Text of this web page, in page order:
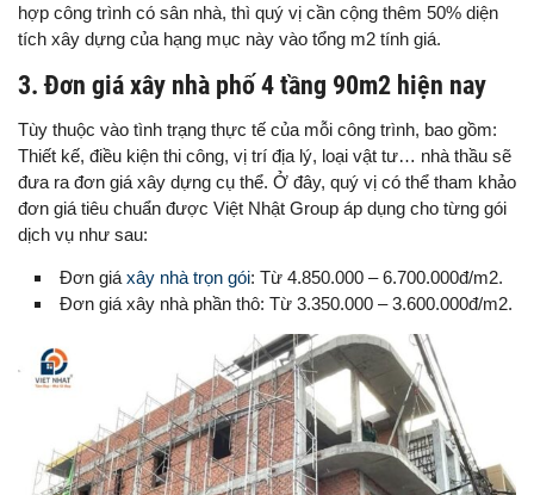
hợp công trình có sân nhà, thì quý vị cần cộng thêm 50% diện
tích xây dựng của hạng mục này vào tổng m2 tính giá.
3. Đơn giá xây nhà phố 4 tầng 90m2 hiện nay
Tùy thuộc vào tình trạng thực tế của mỗi công trình, bao gồm:
Thiết kế, điều kiện thi công, vị trí địa lý, loại vật tư… nhà thầu sẽ
đưa ra đơn giá xây dựng cụ thể. Ở đây, quý vị có thể tham khảo
đơn giá tiêu chuẩn được Việt Nhật Group áp dụng cho từng gói
dịch vụ như sau:
Đơn giá xây nhà trọn gói: Từ 4.850.000 – 6.700.000đ/m2.
Đơn giá xây nhà phần thô: Từ 3.350.000 – 3.600.000đ/m2.